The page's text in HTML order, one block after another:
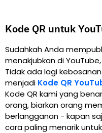
Kode QR untuk
Sudahkah Anda
menakjubkan di
Tidak ada lagi
menjadi Kode QR
Kode QR kami yang
orang, biarkan orang
berlangganan - kapan
cara paling menarik